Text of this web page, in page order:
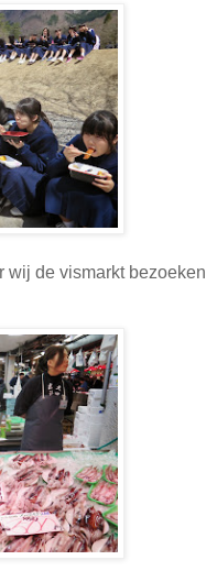
wij de vismarkt bezoeken